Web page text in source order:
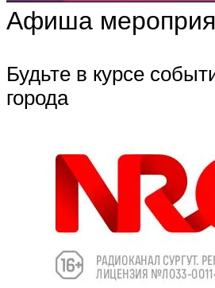
Афиша
Будьте в курсе
города